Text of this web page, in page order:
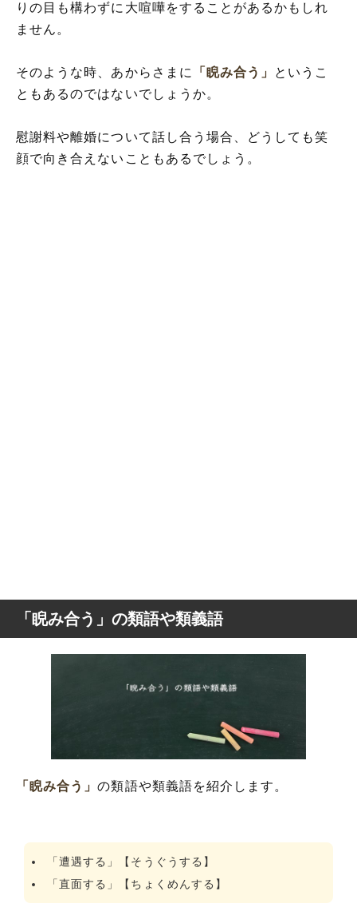
りの目も構わずに大喧嘩をすることがあるかもしれ
ません。
そのような時、あからさまに 「睨み合う」
というこ
ともあるのではないでしょうか。
慰謝料や離婚について話し合う場合、どうしても笑
顔で向き合えないこともあるでしょう。
「睨み合う」の類語や類義語
「睨み合う」の類語や類義語を紹介します。
「遭遇する」【そうぐうする】
「直面する」【ちょくめんする】